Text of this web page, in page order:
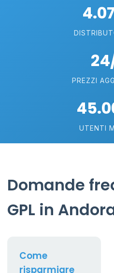
PREZZI
UTENTI
Domande
GPL in
Come
risparmiare